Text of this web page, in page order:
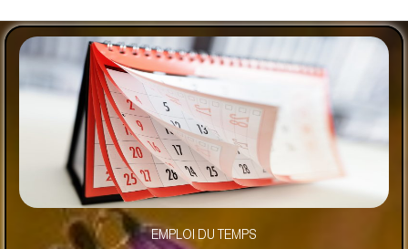
EMPLOI DU TEMPS